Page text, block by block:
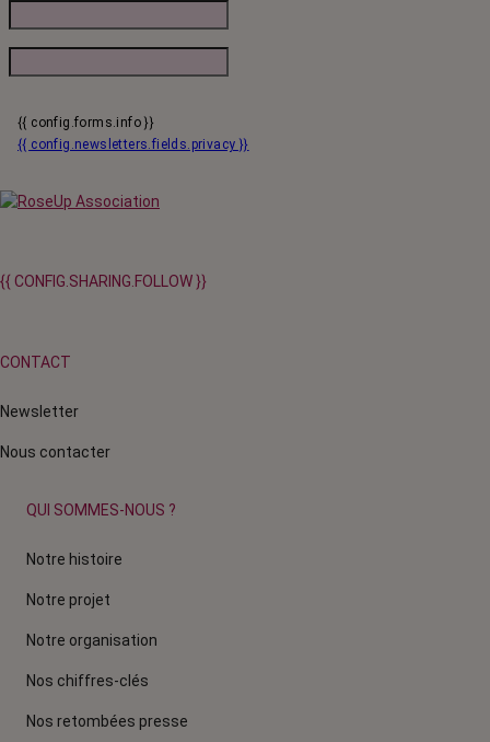
{{ config.forms.info }}
{{ config.newsletters.fields.privacy }}
{{ CONFIG.SHARING.FOLLOW }}
CONTACT
Newsletter
Nous contacter
QUI SOMMES-NOUS ?
Notre histoire
Notre projet
Notre organisation
Nos chiffres-clés
Nos retombées presse